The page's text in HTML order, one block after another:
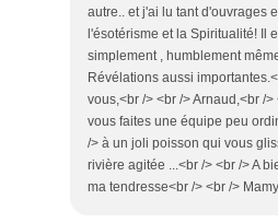
autre.. et j'ai lu tant d'ouvrages
l'ésotérisme et la Spiritualité! Il
simplement , humblement
Révélations aussi
vous,<br /> <br /> Arnaud,<br /
vous faites une équipe peu
/> à un joli poisson qui vous
rivière agitée ...<br /> <br /> A
ma tendresse<br /> <br />